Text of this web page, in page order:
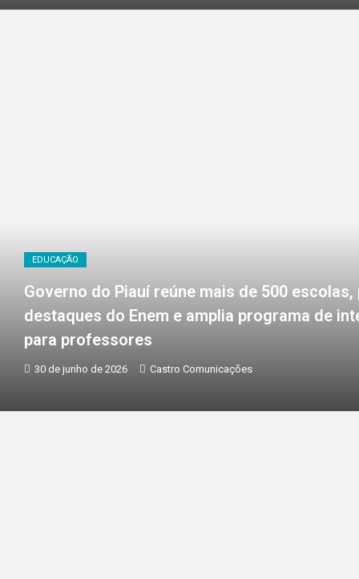
EDUCAÇÃO
Governo do Piauí reúne mais de 500 escolas,
destaques do Enem e amplia programa de
para professores
30 de junho de 2026 Castro Comunicações